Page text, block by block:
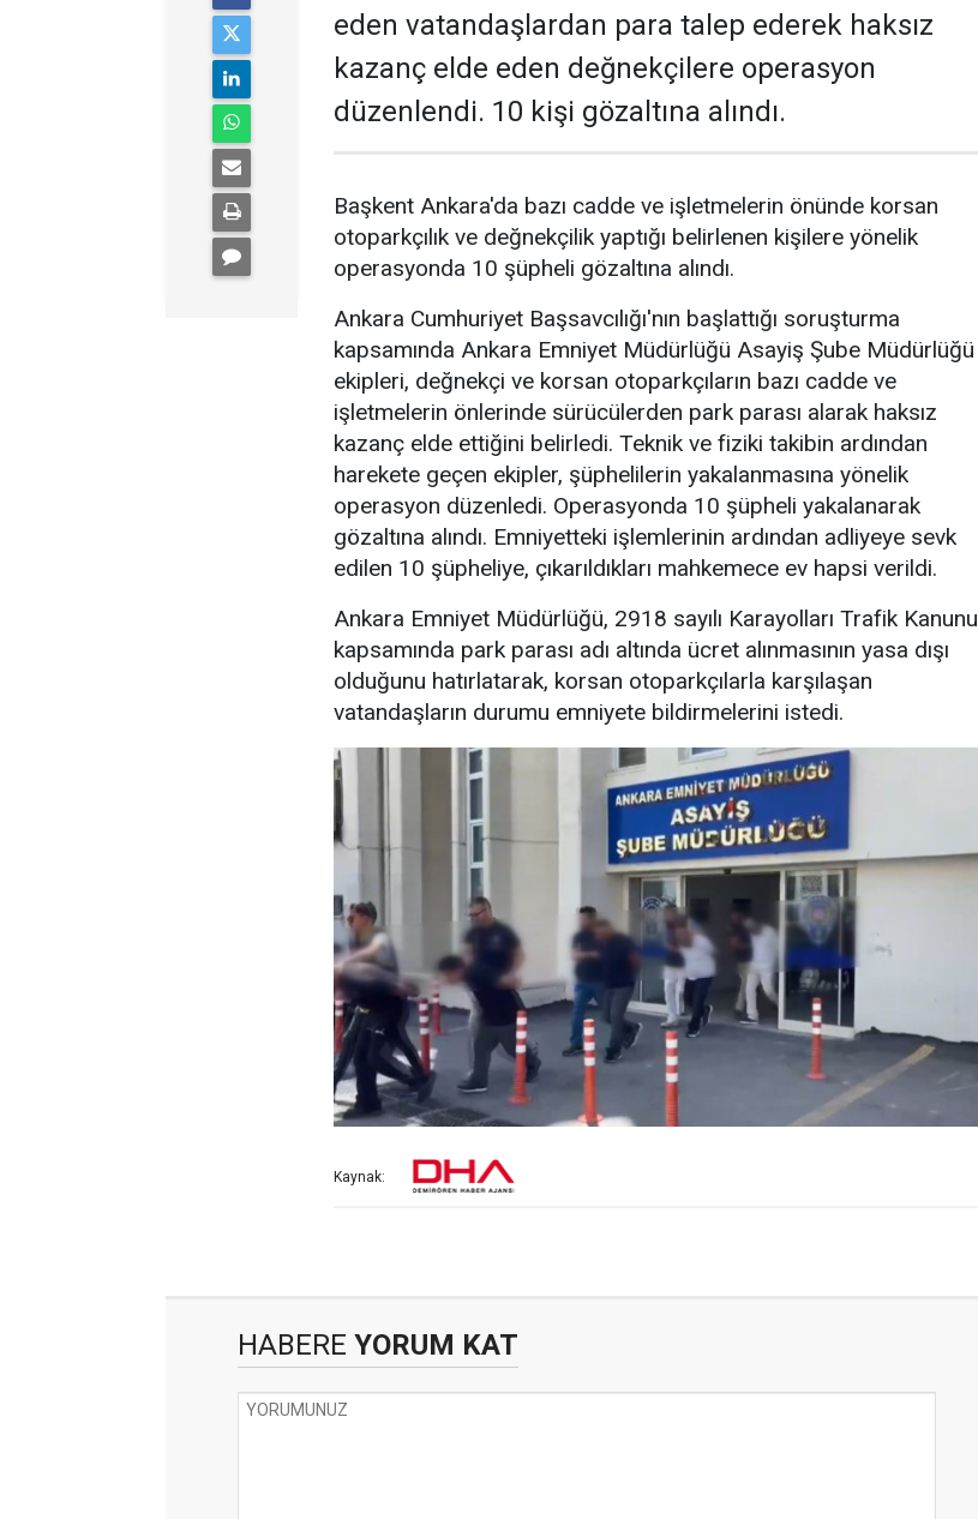
eden vatandaşlardan para talep ederek haksız
kazanç elde eden değnekçilere operasyon
düzenlendi. 10 kişi gözaltına alındı.
Başkent Ankara'da bazı cadde ve işletmelerin önünde korsan
otoparkçılık ve değnekçilik yaptığı belirlenen kişilere yönelik
operasyonda 10 şüpheli gözaltına alındı.
Ankara Cumhuriyet Başsavcılığı'nın başlattığı soruşturma
kapsamında Ankara Emniyet Müdürlüğü Asayiş Şube Müdürlüğü
ekipleri, değnekçi ve korsan otoparkçıların bazı cadde ve
işletmelerin önlerinde sürücülerden park parası alarak haksız
kazanç elde ettiğini belirledi. Teknik ve fiziki takibin ardından
harekete geçen ekipler, şüphelilerin yakalanmasına yönelik
operasyon düzenledi. Operasyonda 10 şüpheli yakalanarak
gözaltına alındı. Emniyetteki işlemlerinin ardından adliyeye sevk
edilen 10 şüpheliye, çıkarıldıkları mahkemece ev hapsi verildi.
Ankara Emniyet Müdürlüğü, 2918 sayılı Karayolları Trafik Kanunu
kapsamında park parası adı altında ücret alınmasının yasa dışı
olduğunu hatırlatarak, korsan otoparkçılarla karşılaşan
vatandaşların durumu emniyete bildirmelerini istedi.
Kaynak:
HABERE YORUM KAT